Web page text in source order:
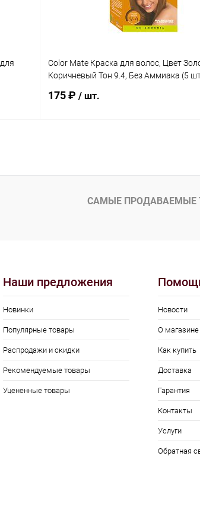
Color Mate Краска для волос, Цвет
Коричневый Тон 9.4, Без Аммиака (5
175 ₽ / шт.
Купить в 1 клик
В избранное Под
САМЫЕ ПРОДАВАЕМЫЕ
Наши предложения
Новинки
Популярные товары
Распродажи и скидки
Рекомендуемые товары
Уцененные товары
Новости
О магазине
Как купить
Доставка
Гарантия
Контакты
Услуги
Обратная